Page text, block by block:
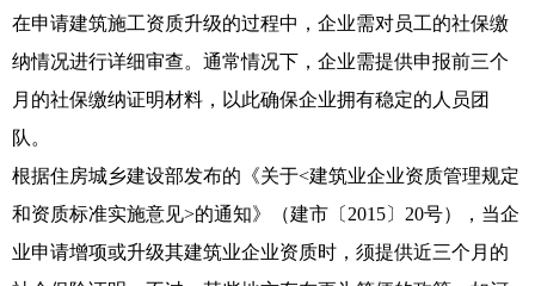
在申请建筑施工资质升级的过程中，企业需对员工的社保缴
纳情况进行详细审查。通常情况下，企业需提供申报前三个
月的社保缴纳证明材料，以此确保企业拥有稳定的人员团
队。
根据住房城乡建设部发布的《关于<建筑业企业资质管理规定
和资质标准实施意见>的通知》（建市〔2015〕20号），当企
业申请增项或升级其建筑业企业资质时，须提供近三个月的